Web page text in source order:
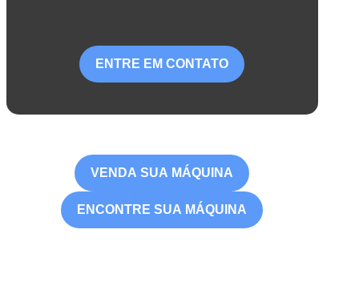
ENTRE EM CONTATO
VENDA SUA MÁQUINA
ENCONTRE SUA MÁQUINA